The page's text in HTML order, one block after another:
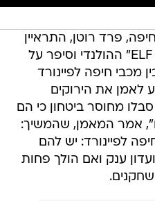
פרד רוטן, התראיין
היום (שלישי) ל"ELF VOETBAL" ההולנדי וסיפר על
מכבי חיפה לפיינורד
לאמן את הירוקים
מחוסר ביטחון כי הם
אמר המאמן, שהמשיך:
לפיינורד: יש להם
ענק ואם הולך פחות